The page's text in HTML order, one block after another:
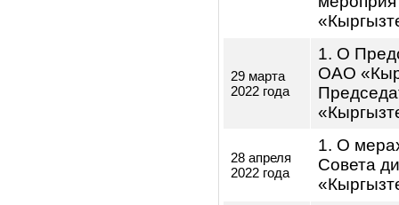
2022 года
О
члена
17 марта
2022 года
Об